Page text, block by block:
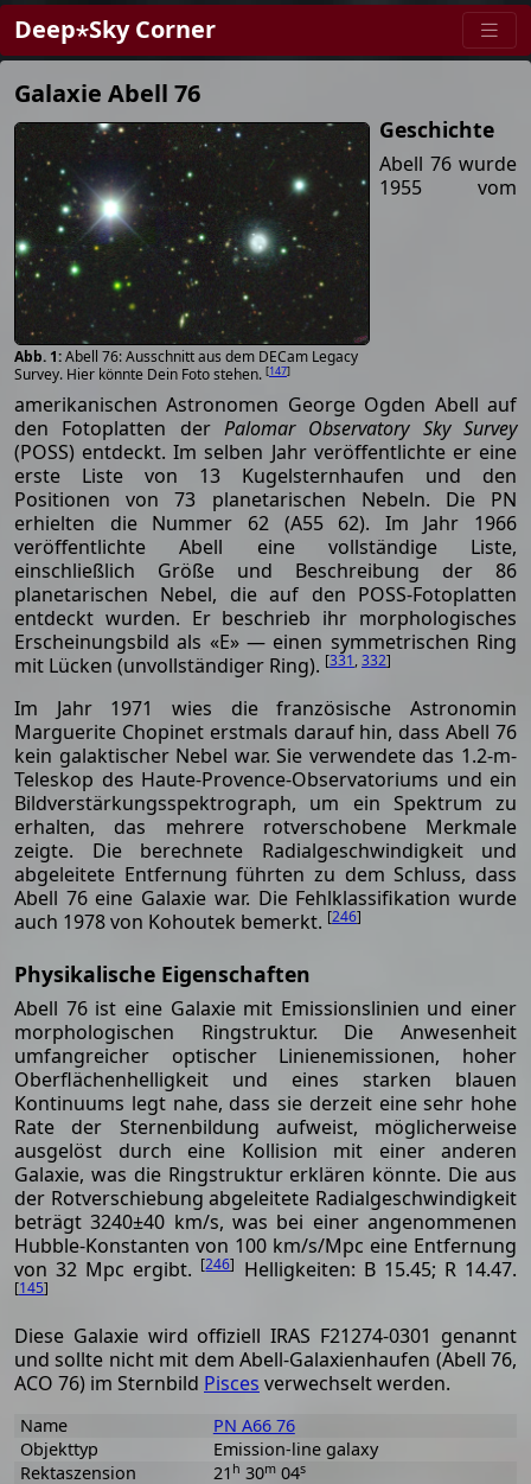
Deep⋆Sky Corner
Galaxie Abell 76
Abell 76: Ausschnitt aus dem DECam Legacy
Survey. Hier könnte Dein Foto stehen. [147]
Geschichte
Abell 76 wurde
1955 vom
amerikanischen Astronomen George Ogden Abell auf
den Fotoplatten der Palomar Observatory Sky Survey
(POSS) entdeckt. Im selben Jahr veröffentlichte er eine
erste Liste von 13 Kugelsternhaufen und den
Positionen von 73 planetarischen Nebeln. Die PN
erhielten die Nummer 62 (A55 62). Im Jahr 1966
veröffentlichte Abell eine vollständige Liste,
einschließlich Größe und Beschreibung der 86
planetarischen Nebel, die auf den POSS-Fotoplatten
entdeckt wurden. Er beschrieb ihr morphologisches
Erscheinungsbild als «E» — einen symmetrischen Ring
mit Lücken (unvollständiger Ring). [331,332]
Im Jahr 1971 wies die französische Astronomin
Marguerite Chopinet erstmals darauf hin, dass Abell 76
kein galaktischer Nebel war. Sie verwendete das 1.2-m-
Teleskop des Haute-Provence-Observatoriums und ein
Bildverstärkungsspektrograph, um ein Spektrum zu
erhalten, das mehrere rotverschobene Merkmale
zeigte. Die berechnete Radialgeschwindigkeit und
abgeleitete Entfernung führten zu dem Schluss, dass
Abell 76 eine Galaxie war. Die Fehlklassifikation wurde
auch 1978 von Kohoutek bemerkt. [246]
Physikalische Eigenschaften
Abell 76 ist eine Galaxie mit Emissionslinien und einer
morphologischen Ringstruktur. Die Anwesenheit
umfangreicher optischer Linienemissionen, hoher
Oberflächenhelligkeit und eines starken blauen
Kontinuums legt nahe, dass sie derzeit eine sehr hohe
Rate der Sternenbildung aufweist, möglicherweise
ausgelöst durch eine Kollision mit einer anderen
Galaxie, was die Ringstruktur erklären könnte. Die aus
der Rotverschiebung abgeleitete Radialgeschwindigkeit
beträgt 3240±40 km/s, was bei einer angenommenen
Hubble-Konstanten von 100 km/s/Mpc eine Entfernung
von 32 Mpc ergibt. [246] Helligkeiten: B 15.45; R 14.47.
[145]
Diese Galaxie wird offiziell IRAS F21274-0301 genannt
und sollte nicht mit dem Abell-Galaxienhaufen (Abell 76,
ACO 76) im Sternbild Pisces verwechselt werden.
Name
PN A66 76
Objekttyp
Emission-line galaxy
Rektaszension
21 h 30m04s